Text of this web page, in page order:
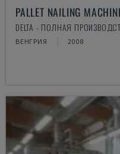
PALLET NAILING
DELTA - ПОЛНАЯ
ВЕНГРИЯ 2008